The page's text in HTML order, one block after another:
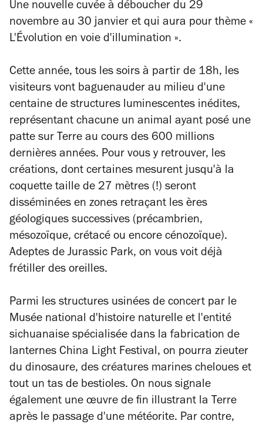
Une nouvelle cuvée à déboucher du 29
novembre au 30 janvier et qui aura pour thème «
L'Évolution en voie d'illumination ».
Cette année, tous les soirs à partir de 18h, les
visiteurs vont baguenauder au milieu d'une
centaine de structures luminescentes inédites,
représentant chacune un animal ayant posé une
patte sur Terre au cours des 600 millions
dernières années. Pour vous y retrouver, les
créations, dont certaines mesurent jusqu'à la
coquette taille de 27 mètres (!) seront
disséminées en zones retraçant les ères
géologiques successives (précambrien,
mésozoïque, crétacé ou encore cénozoïque).
Adeptes de Jurassic Park, on vous voit déjà
frétiller des oreilles.
Parmi les structures usinées de concert par le
Musée national d'histoire naturelle et l'entité
sichuanaise spécialisée dans la fabrication de
lanternes China Light Festival, on pourra zieuter
du dinosaure, des créatures marines cheloues et
tout un tas de bestioles. On nous signale
également une œuvre de fin illustrant la Terre
après le passage d'une météorite. Par contre,